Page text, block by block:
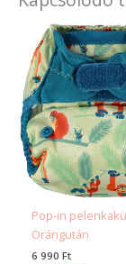
Pop-in
Orángután
6 990Ft